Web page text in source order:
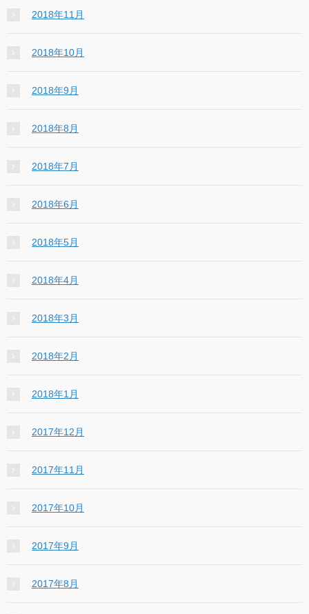
2018年11月
2018年10月
2018年9月
2018年8月
2018年7月
2018年6月
2018年5月
2018年4月
2018年3月
2018年2月
2018年1月
2017年12月
2017年11月
2017年10月
2017年9月
2017年8月